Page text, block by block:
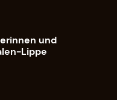
und
Lippe